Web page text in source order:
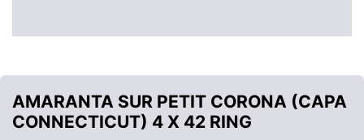
AMARANTA SUR PETIT CORONA (CAPA
CONNECTICUT) 4 X 42 RING